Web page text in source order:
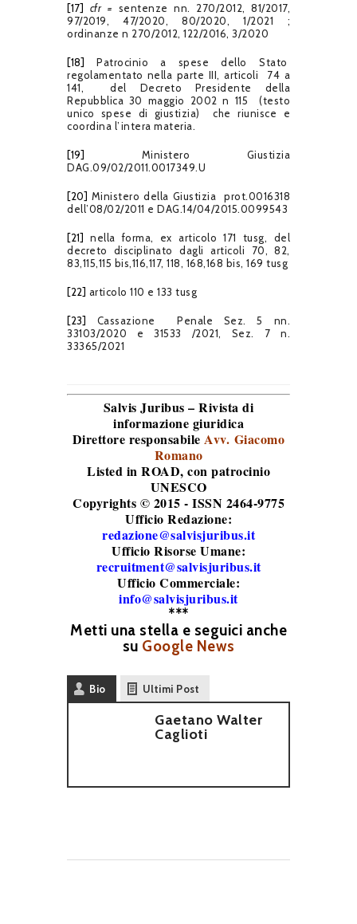
[17] cfr = sentenze nn. 270/2012, 81/2017,
97/2019, 47/2020, 80/2020, 1/2021 ;
ordinanze n 270/2012, 122/2016, 3/2020
[18]
Patrocinio a spese dello Stato
regolamentato nella parte III, articoli 74 a
141, del Decreto Presidente della
Repubblica 30 maggio 2002 n 115 (testo
unico spese di giustizia) che riunisce e
coordina l’intera materia.
[19]
Ministero Giustizia
DAG.09/02/2011.0017349.U
[20] Ministero della Giustizia prot.0016318
dell’08/02/2011 e DAG.14/04/2015.0099543
[21]
nella forma, ex articolo 171 tusg, del
decreto disciplinato dagli articoli 70, 82,
83,115,115 bis,116,117, 118, 168,168 bis, 169 tusg
[22] articolo 110 e 133 tusg
[23]
Cassazione Penale Sez. 5 nn.
33103/2020 e 31533 /2021, Sez. 7 n.
33365/2021
Salvis Juribus – Rivista di
informazione giuridica
Direttore responsabileAvv. Giacomo
Romano
Listed in ROAD, con patrocinio
UNESCO
Copyrights © 2015 - ISSN 2464-9775
Ufficio Redazione:
redazione@salvisjuribus.it
Ufficio Risorse Umane:
recruitment@salvisjuribus.it
Ufficio Commerciale:
info@salvisjuribus.it
***
Metti una stella e seguici anche
su Google News
Bio Ultimi Post
Gaetano Walter
Caglioti